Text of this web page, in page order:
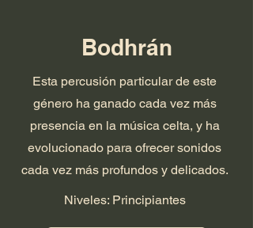
Bodhrán
Esta percusión particular de este
género ha ganado cada vez más
presencia en la música celta, y ha
evolucionado para ofrecer sonidos
cada vez más profundos y delicados.
Niveles: Principiantes